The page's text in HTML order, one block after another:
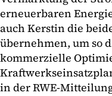
erneuerbaren
auch Kerstin die
übernehmen, um so
kommerzielle
in der RWE-